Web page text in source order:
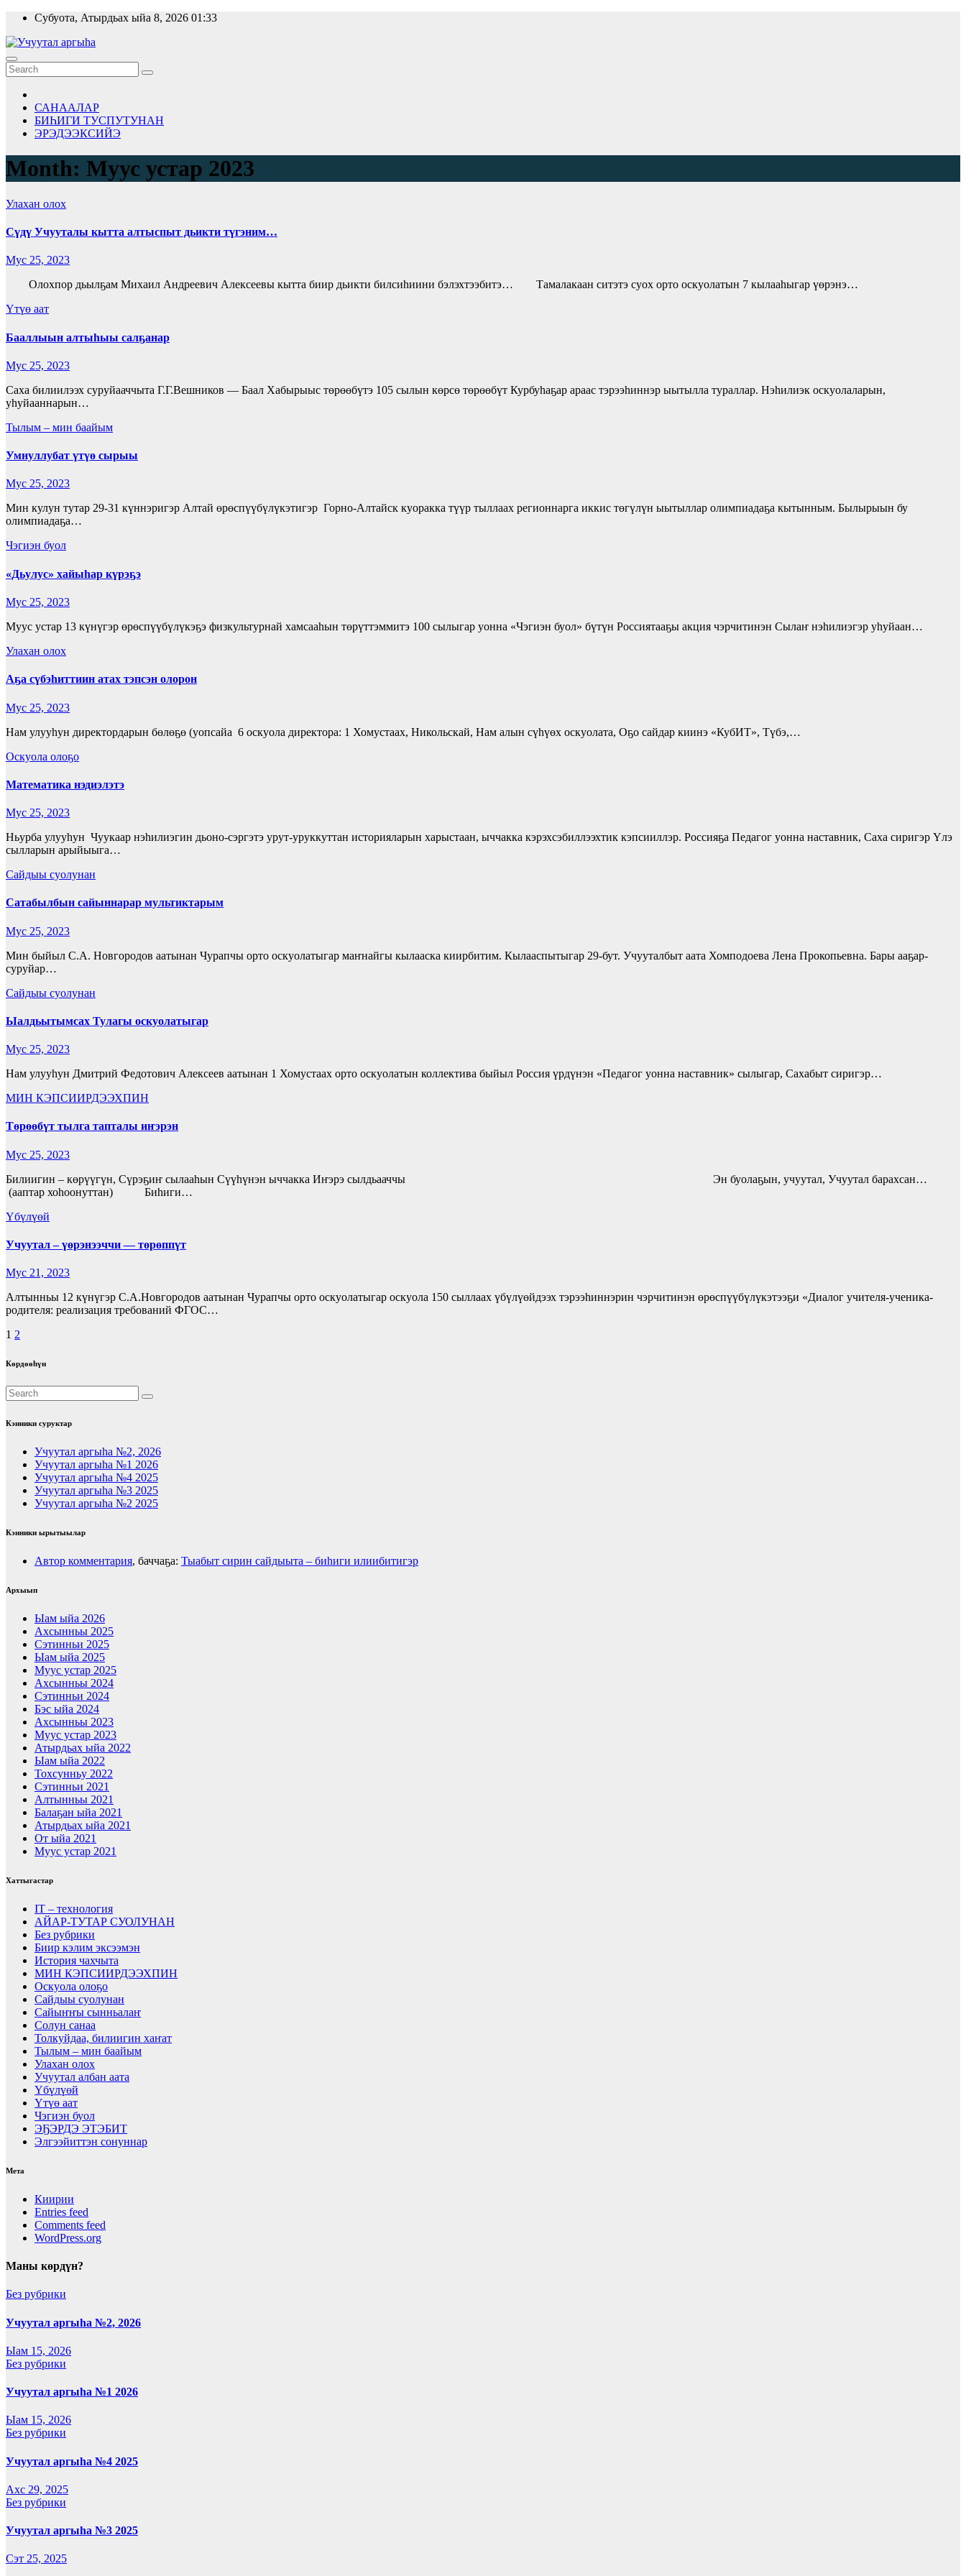
Skip
content
Субуота, Атырдьах ыйа 8, 2026 01:33
САНААЛАР
БИҺИГИ ТУСПУТУНАН
ЭРЭДЭЭКСИЙЭ
Month: Муус устар 2023
Улахан олох
Сүдү Учууталы кытта алтыспыт дьикти түгэним…
Мус 25, 2023
Олохпор дьылҕам Михаил Андреевич Алексеевы кытта биир дьикти билсиһиини бэлэхтээбитэ… Тамалакаан ситэтэ суох орто оскуолатын 7 кылааһыгар үөрэнэ…
Үтүө аат
Бааллыын алтыһыы салҕанар
Мус 25, 2023
Саха билиилээх суруйааччыта Г.Г.Вешников — Баал Хабырыыс төрөөбүтэ 105 сылын көрсө төрөөбүт Курбуһаҕар араас тэрээһиннэр ыытылла тураллар. Нэһилиэк оскуолаларын,
уһуйааннарын…
Тылым – мин баайым
Умнуллубат үтүө сырыы
Мус 25, 2023
Мин кулун тутар 29-31 күннэригэр Алтай өрөспүүбүлүкэтигэр Горно-Алтайск куоракка түүр тыллаах регионнарга иккис төгүлүн ыытыллар олимпиадаҕа кытынным. Былырыын бу
олимпиадаҕа…
Чэгиэн буол
«Дьулус» хайыһар күрэҕэ
Мус 25, 2023
Муус устар 13 күнүгэр өрөспүүбүлүкэҕэ физкультурнай хамсааһын төрүттэммитэ 100 сылыгар уонна «Чэгиэн буол» бүтүн Россиятааҕы акция чэрчитинэн Сылаҥ нэһилиэгэр уһуйаан…
Улахан олох
Аҕа сүбэhиттиин атах тэпсэн олорон
Мус 25, 2023
Нам улууhун директордарын бөлөҕө (уопсайа 6 оскуола директора: 1 Хомустаах, Никольскай, Нам алын сүһүөх оскуолата, Оҕо сайдар киинэ «КубИТ», Түбэ,…
Оскуола олоҕо
Математика нэдиэлэтэ
Мус 25, 2023
Ньурба улууһун Чуукаар нэһилиэгин дьоно-сэргэтэ урут-уруккуттан историяларын харыстаан, ыччакка кэрэхсэбиллээхтик кэпсииллэр. Россияҕа Педагог уонна наставник, Саха сиригэр Үлэ
сылларын арыйыыга…
Сайдыы суолунан
Сатабылбын сайыннарар мультиктарым
Мус 25, 2023
Мин быйыл С.А. Новгородов аатынан Чурапчы орто оскуолатыгар маҥнайгы кылааска киирбитим. Кылааспытыгар 29-бут. Учууталбыт аата Хомподоева Лена Прокопьевна. Бары ааҕар-
суруйар…
Сайдыы суолунан
Ыалдьытымсах Тулагы оскуолатыгар
Мус 25, 2023
Нам улууһун Дмитрий Федотович Алексеев аатынан 1 Хомустаах орто оскуолатын коллектива быйыл Россия үрдүнэн «Педагог уонна наставник» сылыгар, Сахабыт сиригэр…
МИН КЭПСИИРДЭЭХПИН
Төрөөбүт тылга тапталы иҥэрэн
Мус 25, 2023
Билиигин – көрүүгүн, Сүрэҕиҥ сылааһын Сүүһүнэн ыччакка Иҥэрэ сылдьааччы Эн буолаҕын, учуутал, Учуутал барахсан…
(ааптар хоһоонуттан) Биһиги…
Үбүлүөй
Учуутал – үөрэнээччи — төрөппүт
Мус 21, 2023
Алтынньы 12 күнүгэр С.А.Новгородов аатынан Чурапчы орто оскуолатыгар оскуола 150 сыллаах үбүлүөйдээх тэрээһиннэрин чэрчитинэн өрөспүүбүлүкэтээҕи «Диалог учителя-ученика-
родителя: реализация требований ФГОС…
Posts
pagination
1 2
Көрдөөһүн
Кэнники суруктар
Учуутал аргыһа №2, 2026
Учуутал аргыһа №1 2026
Учуутал аргыһа №4 2025
Учуутал аргыһа №3 2025
Учуутал аргыһа №2 2025
Кэнники ырытыылар
Автор комментария, баччаҕа: Тыабыт сирин сайдыыта – биһиги илиибитигэр
Архыып
Ыам ыйа 2026
Ахсынньы 2025
Сэтинньи 2025
Ыам ыйа 2025
Муус устар 2025
Ахсынньы 2024
Сэтинньи 2024
Бэс ыйа 2024
Ахсынньы 2023
Муус устар 2023
Атырдьах ыйа 2022
Ыам ыйа 2022
Тохсунньу 2022
Сэтинньи 2021
Алтынньы 2021
Балаҕан ыйа 2021
Атырдьах ыйа 2021
От ыйа 2021
Муус устар 2021
Хаттыгастар
IT – технология
АЙАР-ТУТАР СУОЛУНАН
Без рубрики
Биир кэлим эксээмэн
История чахчыта
МИН КЭПСИИРДЭЭХПИН
Оскуола олоҕо
Сайдыы суолунан
Сайыҥҥы сынньалаҥ
Солун санаа
Толкуйдаа, билиигин хаҥат
Тылым – мин баайым
Улахан олох
Учуутал албан аата
Үбүлүөй
Үтүө аат
Чэгиэн буол
ЭҔЭРДЭ ЭТЭБИТ
Элгээйиттэн сонуннар
Мета
Киирии
Entries feed
Comments feed
WordPress.org
Маны көрдүн?
Без рубрики
Учуутал аргыһа №2, 2026
Ыам 15, 2026
Без рубрики
Учуутал аргыһа №1 2026
Ыам 15, 2026
Без рубрики
Учуутал аргыһа №4 2025
Ахс 29, 2025
Без рубрики
Учуутал аргыһа №3 2025
Сэт 25, 2025